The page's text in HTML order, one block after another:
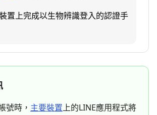
置上完成以生物辨識登入的認證手
號時， 主要裝置上的LINE應用程式將